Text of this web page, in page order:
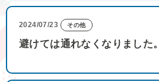
2024/07/23 その他
避けては通れなくなりました。